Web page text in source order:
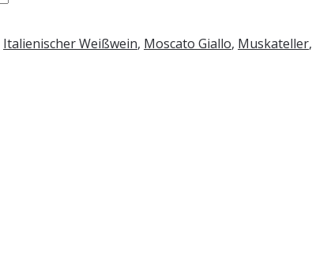
Italienischer Weißwein, Moscato Giallo, Muskateller,